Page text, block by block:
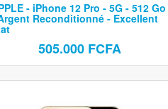
- iPhone 12 Pro - 5G - 512 Go
Reconditionné - Excellent
505.000 FCFA